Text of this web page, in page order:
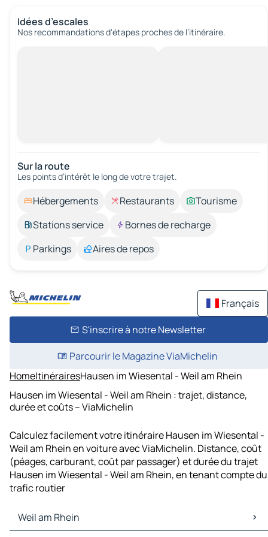
Idées d’escales
Nos recommandations d'étapes proches de l’itinéraire.
Sur la route
Les points d’intérêt le long de votre trajet.
Hébergements Restaurants
Tourisme
Stations service
Bornes de recharge
Parkings
Aires de repos
Français
S'inscrire à notre Newsletter
Parcourir le Magazine ViaMichelin
HomeItinérairesHausen im Wiesental - Weil am Rhein
Hausen im Wiesental - Weil am Rhein : trajet, distance,
durée et coûts – ViaMichelin
Calculez facilement votre itinéraire Hausen im Wiesental -
Weil am Rhein en voiture avec ViaMichelin. Distance, coût
(péages, carburant, coût par passager) et durée du trajet
Hausen im Wiesental - Weil am Rhein, en tenant compte du
trafic routier
Weil am Rhein